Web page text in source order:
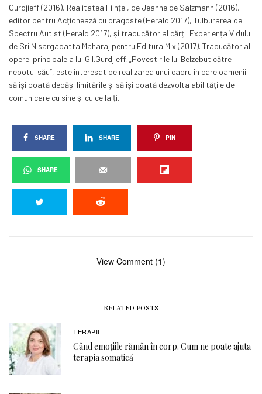
Gurdjieff (2016), Realitatea Ființei, de Jeanne de Salzmann (2016),
editor pentru Acționează cu dragoste (Herald 2017), Tulburarea de
Spectru Autist (Herald 2017), și traducător al cărții Experiența Vidului
de Sri Nisargadatta Maharaj pentru Editura Mix (2017). Traducător al
operei principale a lui G.I.Gurdjieff, „Povestirile lui Belzebut către
nepotul său”, este interesat de realizarea unui cadru în care oamenii
să își poată depăși limitările și să își poată dezvolta abilitățile de
comunicare cu sine și cu ceilalți.
SHARE SHARE PIN
SHARE
View Comment (1)
RELATED POSTS
TERAPII
Când emoțiile rămân în corp. Cum ne poate ajuta
terapia somatică